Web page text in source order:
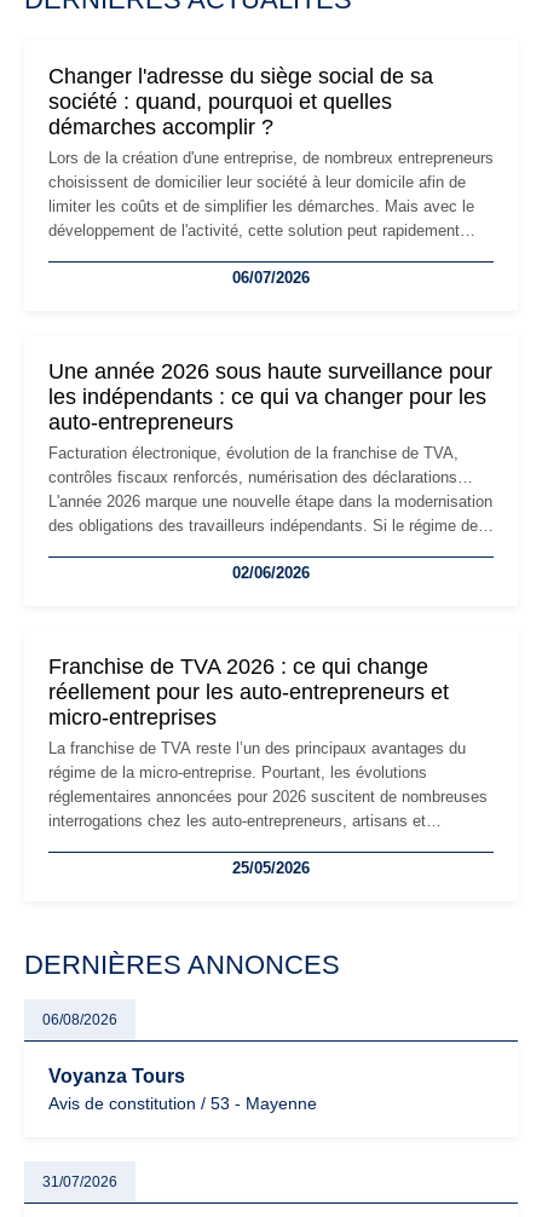
Changer l'adresse du siège social de sa
société : quand, pourquoi et quelles
démarches accomplir ?
Lors de la création d'une entreprise, de nombreux entrepreneurs
choisissent de domicilier leur société à leur domicile afin de
limiter les coûts et de simplifier les démarches. Mais avec le
développement de l'activité, cette solution peut rapidement
professionnels, recrutement, image de marque… Le
06/07/2026
Une année 2026 sous haute surveillance pour
les indépendants : ce qui va changer pour les
auto-entrepreneurs
Facturation électronique, évolution de la franchise de TVA,
contrôles fiscaux renforcés, numérisation des déclarations…
L'année 2026 marque une nouvelle étape dans la modernisation
des obligations des travailleurs indépendants. Si le régime de
les auto-entrepreneurs devront s'adapter à un environnement
02/06/2026
Franchise de TVA 2026 : ce qui change
réellement pour les auto-entrepreneurs et
micro-entreprises
La franchise de TVA reste l’un des principaux avantages du
régime de la micro-entreprise. Pourtant, les évolutions
réglementaires annoncées pour 2026 suscitent de nombreuses
interrogations chez les auto-entrepreneurs, artisans et
facturation ou risque de bascule vers la TVA : les règles
25/05/2026
DERNIÈRES ANNONCES
06/08/2026
Voyanza Tours
Avis de constitution / 53 - Mayenne
31/07/2026